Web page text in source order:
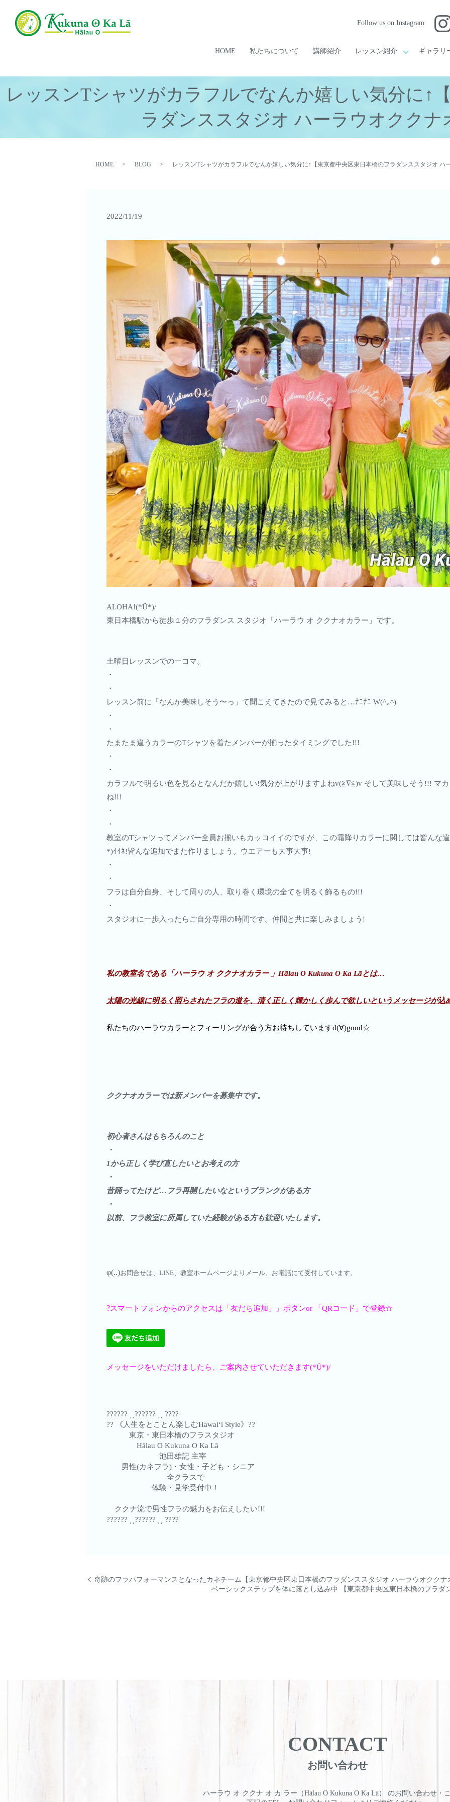
HOME 私たちについて 講師紹介 レッスン紹介 ギャラリ
Follow us on Instagram
レッスンTシャツがカラフルでなんか嬉しい気分に↑
ラダンススタジオ ハーラウオククナ
HOME BLOG レッスンTシャツがカラフルでなんか嬉しい気分に↑【東京都中央区東日本橋のフラダンススタジオ ハ
2022/11/19
ALOHA!(*Ü*)/
東日本橋駅から徒歩１分のフラダンス スタジオ「ハーラウ オ ククナオカラー」です。
土曜日レッスンでの一コマ。
・
・
レッスン前に「なんか美味しそう〜っ」て聞こえてきたので見てみると…ﾅﾆﾅﾆ W(^｡^)
・
・
たまたま違うカラーのTシャツを着たメンバーが揃ったタイミングでした!!!
・
・
カラフルで明るい色を見るとなんだか嬉しい!気分が上がりますよねv(≧∇≦)v そして美味しそう!!! マ
ね!!!
・
・
教室のTシャツってメンバー全員お揃いもカッコイイのですが、この霜降りカラーに関しては皆んな
*)ｲｲﾈ!皆んな追加でまた作りましょう。ウエアーも大事大事!
・
・
フラは自分自身、そして周りの人、取り巻く環境の全てを明るく飾るもの!!!
・
スタジオに一歩入ったらご自分専用の時間です。仲間と共に楽しみましょう!
私の教室名である「ハーラウ オ ククナオカラー 」Hālau O Kukuna O Ka Lāとは…
太陽の光線に明るく照らされたフラの道を、清く正しく輝かしく歩んで欲しいというメッセージが込
私たちのハーラウカラーとフィーリングが合う方お待ちしていますd(∀)good☆
ククナオカラーでは新メンバーを募集中です。
初心者さんはもちろんのこと
・
1から正しく学び直したいとお考えの方
・
昔踊ってたけど…フラ再開したいなというブランクがある方
・
以前、フラ教室に所属していた経験がある方も歓迎いたします。
φ(..)お問合せは、LINE、教室ホームページよりメール、お電話にて受付しています。
?スマートフォンからのアクセスは「友だち追加」」ボタンor 「QRコード」で登録☆
メッセージをいただけましたら、ご案内させていただきます(*Ü*)/
?????? ⸒⸒?????? ⸒⸒ ????
?? 《人生をとことん楽しむHawaiʻi Style》??
東京・東日本橋のフラスタジオ
Hālau O Kukuna O Ka Lā
池田雄記 主宰
男性(カネフラ)・女性・子ども・シニア
全クラスで
体験・見学受付中！
ククナ流で男性フラの魅力をお伝えしたい!!!
?????? ⸒⸒?????? ⸒⸒ ????
奇跡のフラパフォーマンスとなったカネチーム【東京都中央区東日本橋のフラダンススタジオ ハーラウオククナ
ベーシックステップを体に落とし込み中 【東京都中央区東日本橋のフラダ
CONTACT
お問い合わせ
ハーラウ オ ククナ オ カ ラー（Hālau O Kukuna O Ka Lā） のお問い合わせ・